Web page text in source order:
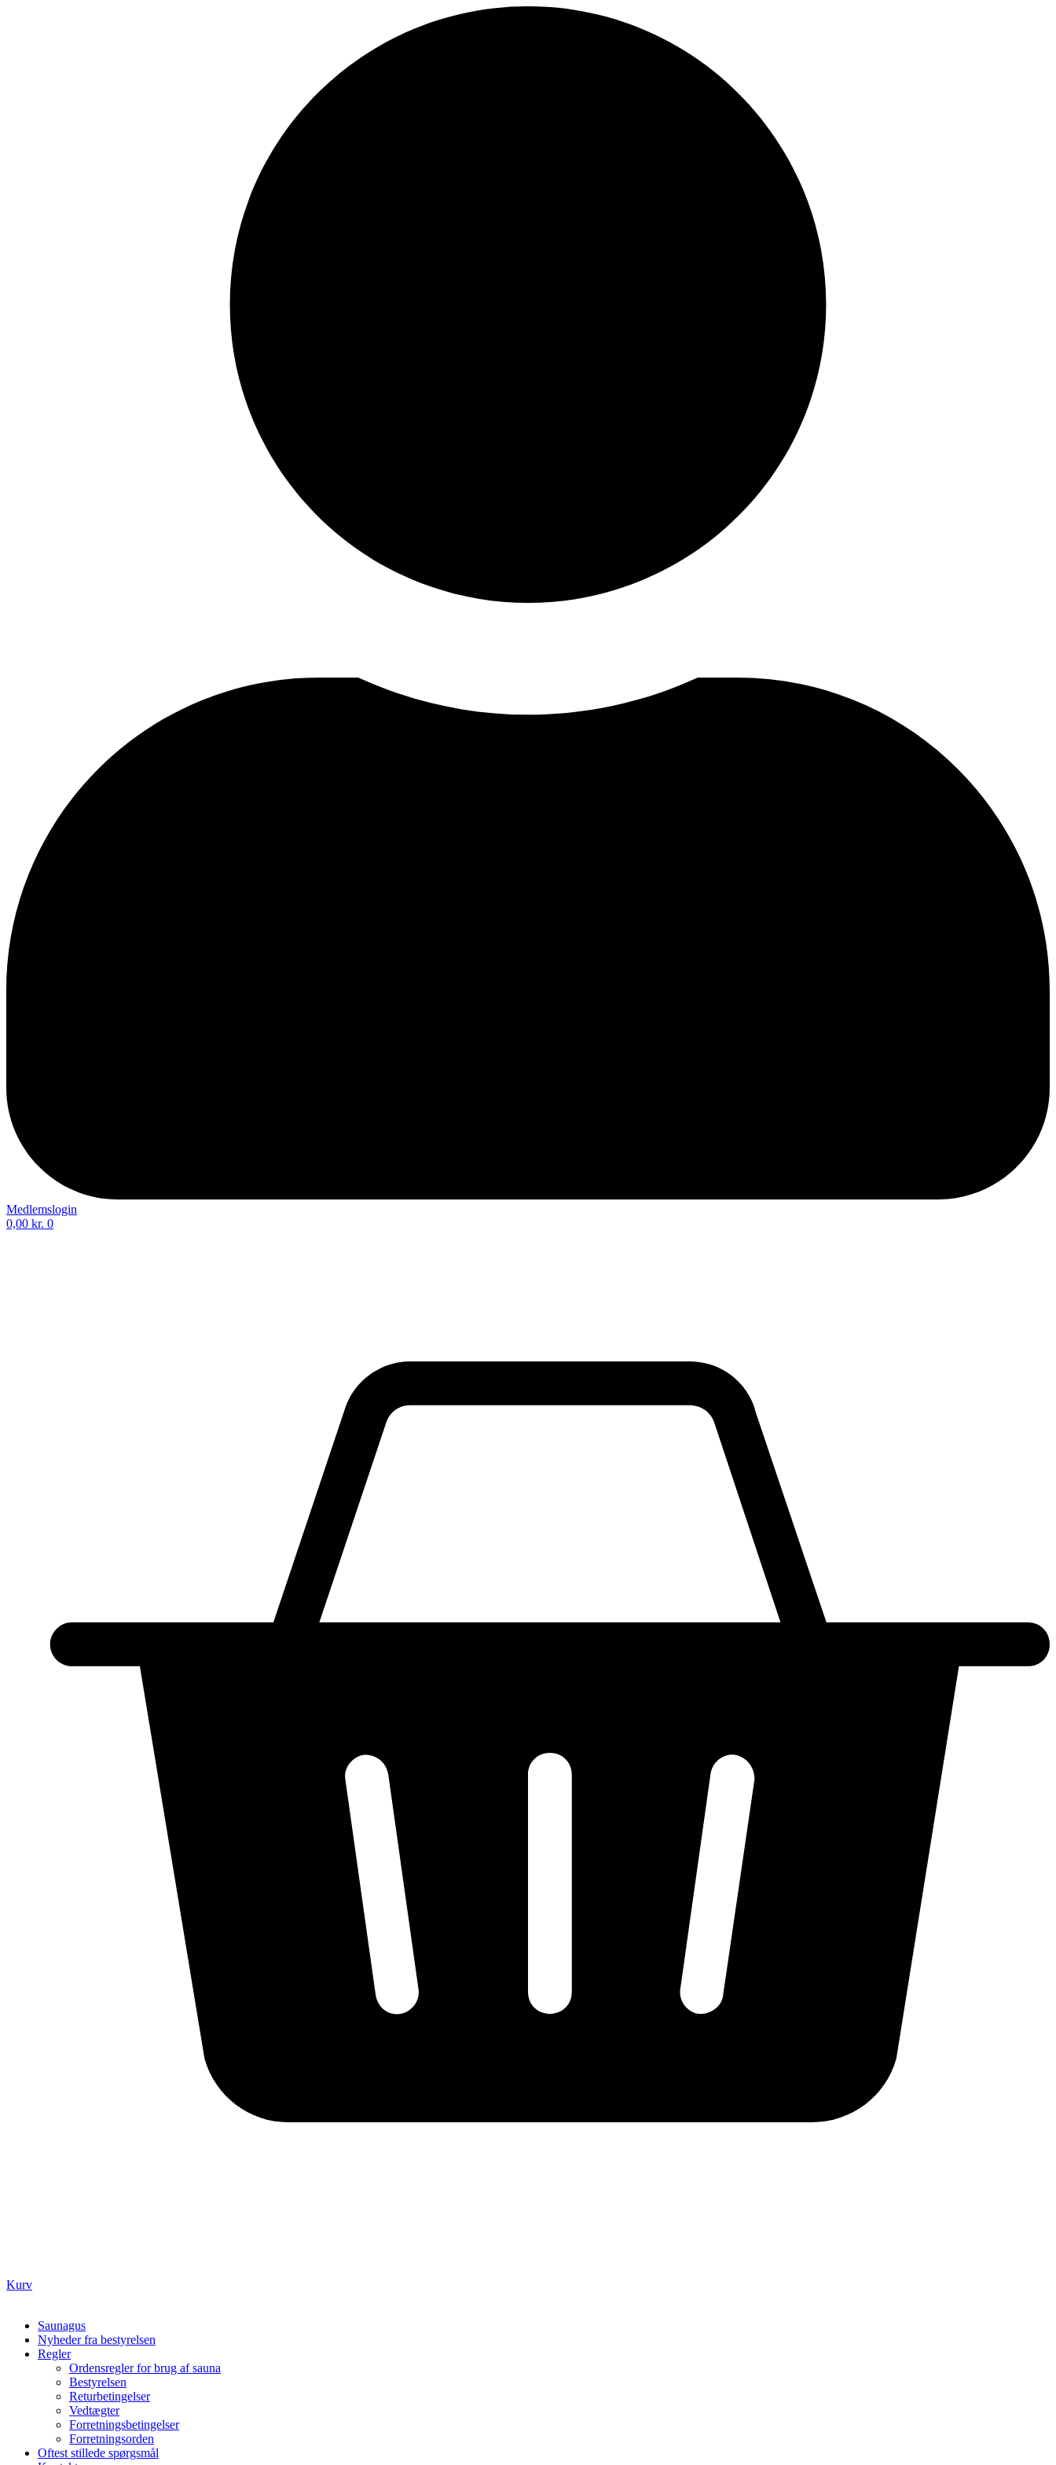
Medlemslogin
0,00 kr. 0
Kurv
Saunagus
Nyheder fra bestyrelsen
Regler
Ordensregler for brug af sauna
Bestyrelsen
Returbetingelser
Vedtægter
Forretningsbetingelser
Forretningsorden
Oftest stillede spørgsmål